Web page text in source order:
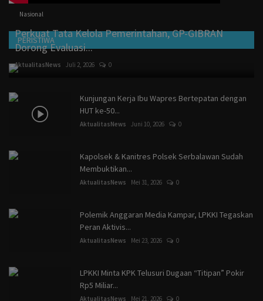
PERISTIWA
Nasional
Perkuat Tata Kelola Pemerintahan, GP-GIBRAN
Dorong Evaluasi...
AktualitasNews Juli 2, 2026 0
Kunjungan Kerja Ibu Wapres Bertepatan dengan
HUT ke-50...
AktualitasNews Juni 10, 2026 0
Kapolsek & Kanitres Polsek Serbalawan Sudah
Membuktikan...
AktualitasNews Mei 31, 2026 0
Polemik Anggaran Media Kampar, LPKKI Tegaskan
Peran Aktivis...
AktualitasNews Mei 23, 2026 0
LPKKI Minta KPK Telusuri Dugaan “Titipan” Pokir
Rp5 Miliar...
AktualitasNews Mei 21, 2026 0